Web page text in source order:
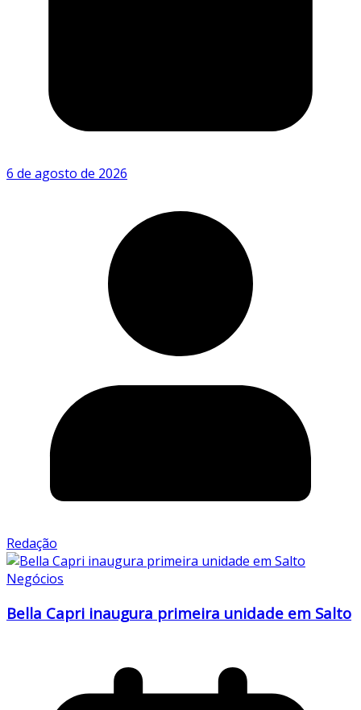
6 de agosto de 2026
Redação
Negócios
Bella Capri inaugura primeira unidade em Salto